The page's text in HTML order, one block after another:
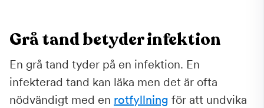
Grå tand betyder infektion
En grå tand tyder på en infektion. En
infekterad tand kan läka men det är ofta
nödvändigt med en rotfyllning för att undvika